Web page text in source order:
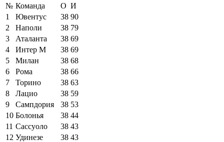
№ Команда О И
1
Ювентус 38 90
2
Наполи 38 79
3
Аталанта 38 69
4
Интер М 38 69
5
Милан 38 68
6
Рома 38 66
7
Торино 38 63
8
Лацио 38 59
9
Сампдория 38 53
10 Болонья 38 44
11 Сассуоло 38 43
12 Удинезе 38 43